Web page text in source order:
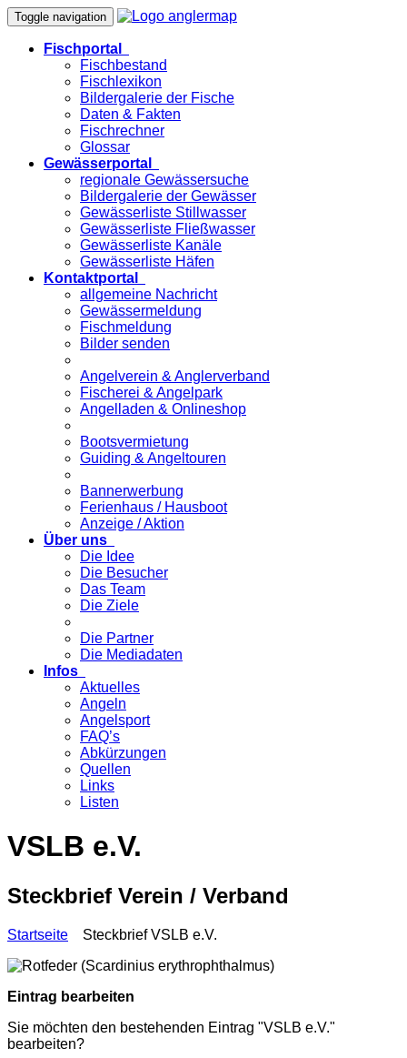
Toggle navigation
Fischportal
Fischbestand
Fischlexikon
Bildergalerie der Fische
Daten & Fakten
Fischrechner
Glossar
Gewässerportal
regionale Gewässersuche
Bildergalerie der Gewässer
Gewässerliste Stillwasser
Gewässerliste Fließwasser
Gewässerliste Kanäle
Gewässerliste Häfen
Kontaktportal
allgemeine Nachricht
Gewässermeldung
Fischmeldung
Bilder senden
Angelverein & Anglerverband
Fischerei & Angelpark
Angelladen & Onlineshop
Bootsvermietung
Guiding & Angeltouren
Bannerwerbung
Ferienhaus / Hausboot
Anzeige / Aktion
Über uns
Die Idee
Die Besucher
Das Team
Die Ziele
Die Partner
Die Mediadaten
Infos
Aktuelles
Angeln
Angelsport
FAQ’s
Abkürzungen
Quellen
Links
Listen
VSLB e.V.
Steckbrief Verein / Verband
Startseite Steckbrief VSLB e.V.
Eintrag bearbeiten
Sie möchten den bestehenden Eintrag "VSLB e.V."
bearbeiten?